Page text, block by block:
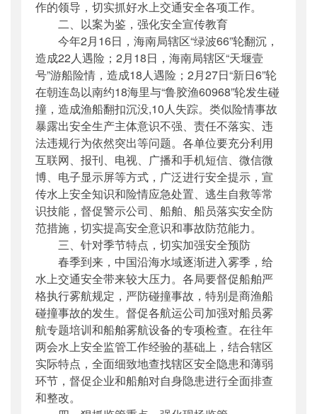
作的领导，切实抓好水上交通安全各项工作。
二、以案为鉴，强化安全宣传教育
今年2月16日，海南局辖区“绿波66”轮翻沉，
造成22人遇险；2月18日，海南局辖区“天堰壹
号”游船险情，造成18人遇险；2月27日“新日6”轮
在朝连岛以南约18海里与“鲁胶渔60968”轮发生碰
撞，造成渔船翻扣沉没,10人失踪。类似险情事故
暴露出安全生产主体意识不强、责任不落实、违
法违规行为依然突出等问题。各单位要充分利用
互联网、报刊、电视、广播和手机短信、微信微
博、电子显示屏等方式，广泛进行安全提示，宣
传水上安全知识和险情应急处置、逃生自救等常
识技能，督促警示公司、船舶、船员落实安全防
范措施，切实提高安全意识和事故防范能力。
三、针对季节特点，切实加强安全预防
春季到来，中国沿海水域逐渐进入雾季，给
水上交通安全带来较大压力。各局要督促船舶严
格执行雾航规定，严防碰撞事故，特别是商渔船
碰撞事故的发生。督促各航运公司加强对船员雾
航专题培训和船舶雾航设备的专项检查。在往年
两会水上安全监管工作经验的基础上，结合辖区
实际特点，全面细致地查找辖区安全隐患和薄弱
环节，督促企业和船舶对自身隐患进行全面排查
和整改。